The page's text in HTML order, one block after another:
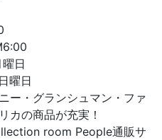
日
ー・グランシュマン・ファ
カの商品が充実！
room People通販サ